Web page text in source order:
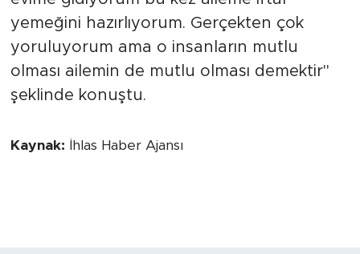
yemeğini hazırlıyorum. Gerçekten çok
yoruluyorum ama o insanların mutlu
olması ailemin de mutlu olması demektir"
şeklinde konuştu.
Kaynak: İhlas Haber Ajansı